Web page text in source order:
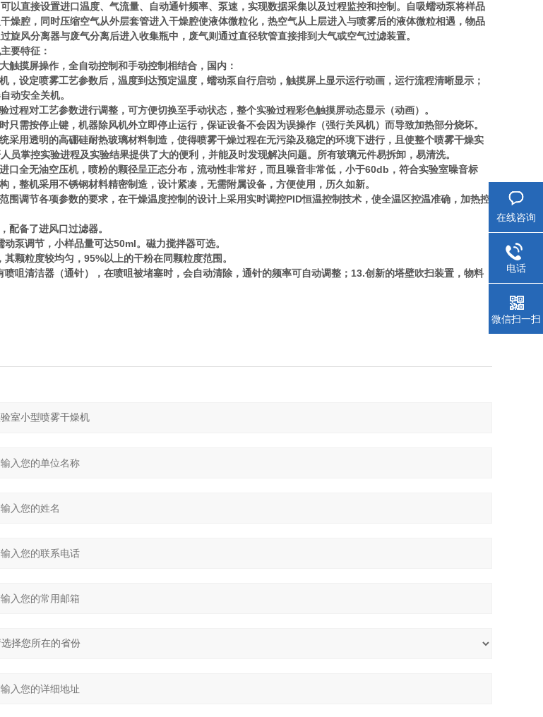
直接设置进口温度、气流量、自动通针频率、泵速，实现数据采集以及过程监控和控制。自吸蠕动泵将样品
燥腔，同时压缩空气从外层套管进入干燥腔使液体微粒化，热空气从上层进入与喷雾后的液体微粒相遇，物品
旋风分离器与废气分离后进入收集瓶中，废气则通过直径软管直接排到大气或空气过滤装置。
主要特征：
摸屏操作，全自动控制和手动控制相结合，国内：
设定喷雾工艺参数后，温度到达预定温度，蠕动泵自行启动，触摸屏上显示运行动画，运行流程清晰显示；
动安全关机。
程对工艺参数进行调整，可方便切换至手动状态，整个实验过程彩色触摸屏动态显示（动画）。
需按停止键，机器除风机外立即停止运行，保证设备不会因为误操作（强行关风机）而导致加热部分烧坏。
用透明的高硼硅耐热玻璃材料制造，使得喷雾干燥过程在无污染及稳定的环境下进行，且使整个喷雾干燥实
员掌控实验进程及实验结果提供了大的便利，并能及时发现解决问题。所有玻璃元件易拆卸，易清洗。
全无油空压机，喷粉的颗径呈正态分布，流动性非常好，而且噪音非常低，小于60db，符合实验室噪音标
，整机采用不锈钢材料精密制造，设计紧凑，无需附属设备，方便使用，历久如新。
调节各项参数的要求，在干燥温度控制的设计上采用实时调控PID恒温控制技术，使全温区控温准确，加热控
备了进风口过滤器。
调节，小样品量可达50ml。磁力搅拌器可选。
粒度较均匀，95%以上的干粉在同颗粒度范围。
清洁器（通针），在喷咀被堵塞时，会自动清除，通针的频率可自动调整；13.创新的塔壁吹扫装置，物料
在线咨询
电话
微信扫一扫